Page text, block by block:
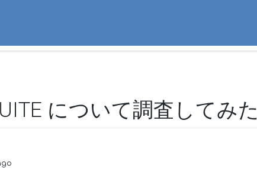
について調査してみた